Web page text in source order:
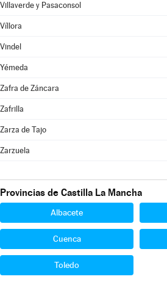
Villaverde y Pasaconsol
Víllora
Vindel
Yémeda
Zafra de Záncara
Zafrilla
Zarza de Tajo
Zarzuela
Provincias de Castilla La Mancha
Albacete
Cuenca
Toledo